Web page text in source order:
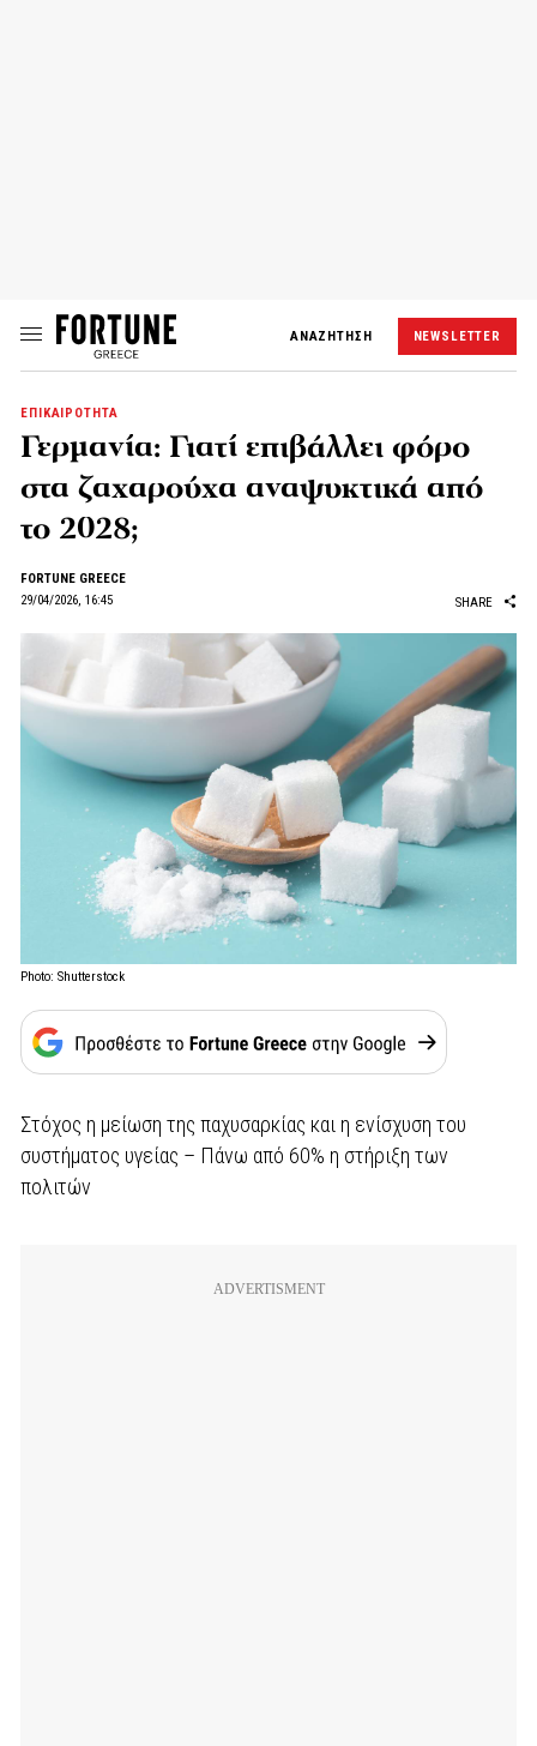
ΑΝΑΖΗΤΗΣΗ NEWSLETTER
ΕΠΙΚΑΙΡΟΤΗΤΑ
Γερμανία: Γιατί επιβάλλει φόρο
στα ζαχαρούχα αναψυκτικά από
το 2028;
FORTUNE GREECE
29/04/2026, 16:45
SHARE
Photo: Shutterstock
Στόχος η μείωση της παχυσαρκίας και η ενίσχυση του
συστήματος υγείας – Πάνω από 60% η στήριξη των
πολιτών